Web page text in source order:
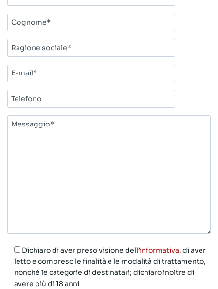
Cognome*
Ragione
sociale*
E-
mail*
Telefono
Messaggio*
Dichiaro di aver preso visione dell’informativa, di aver
letto e compreso le finalità e le modalità di trattamento,
nonché le categorie di destinatari; dichiaro inoltre di
avere più di 18 anni